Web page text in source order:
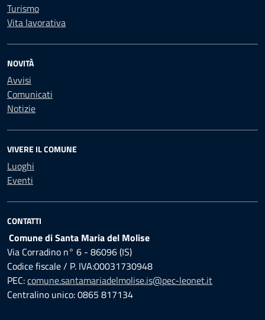
Turismo
Vita lavorativa
NOVITÀ
Avvisi
Comunicati
Notizie
VIVERE IL COMUNE
Luoghi
Eventi
CONTATTI
Comune di Santa Maria del Molise
Via Corradino n° 6 - 86096 (IS)
Codice fiscale / P. IVA:00031730948
PEC:comune.santamariadelmolise.is@pec-leonet.it
Centralino unico: 0865 817134